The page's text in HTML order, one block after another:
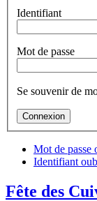
Identifiant
Mot de passe
Se souvenir de
Mot de passe
Identifiant
Fête des